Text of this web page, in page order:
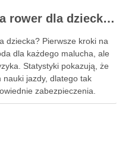
Jakie ochraniacze na rower dla dziecka wybrać? Praktyczny poradnik
dziecka? Pierwsze kroki na
dla każdego malucha, ale
Statystyki pokazują, że
jazdy, dlatego tak
zabezpieczenia.
stanowią kluczowy element